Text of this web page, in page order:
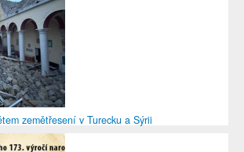
zemětřesení v Turecku a Sýrii